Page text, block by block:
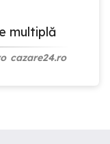
multiplă
cazare24.ro